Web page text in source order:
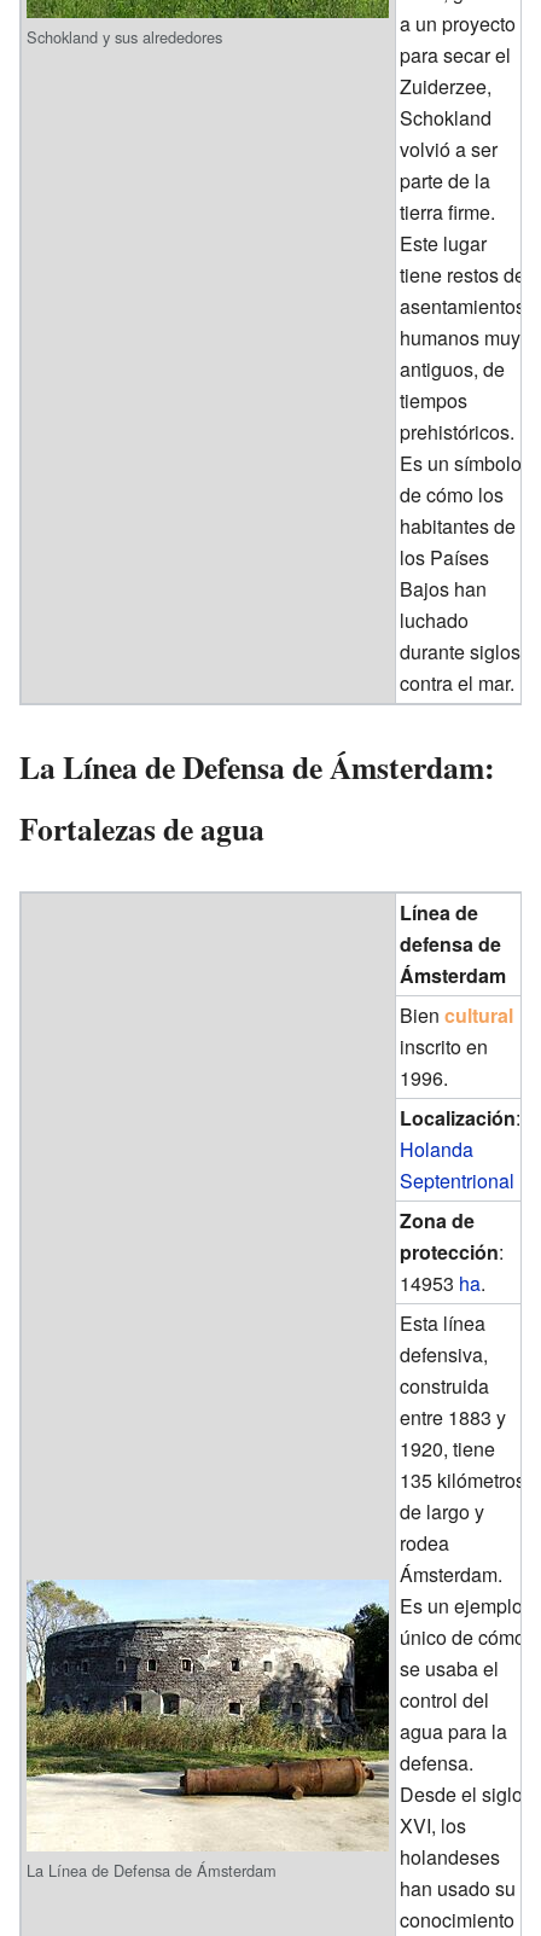
Schokland y sus alrededores
a un proyecto
para secar el
Zuiderzee,
Schokland
volvió a ser
parte de la
tierra firme.
Este lugar
tiene restos de
asentamientos
humanos muy
antiguos, de
tiempos
prehistóricos.
Es un símbolo
de cómo los
habitantes de
los Países
Bajos han
luchado
durante siglos
contra el mar.
La Línea de Defensa de Ámsterdam:
Fortalezas de agua
La Línea de Defensa de Ámsterdam
Línea de
defensa de
Ámsterdam
Biencultural
inscrito en
1996.
Localización:
Holanda
Septentrional
Zona de
protección:
14953 ha.
Esta línea
defensiva,
construida
entre 1883 y
1920, tiene
135 kilómetros
de largo y
rodea
Ámsterdam.
Es un ejemplo
único de cómo
se usaba el
control del
agua para la
defensa.
Desde el siglo
XVI, los
holandeses
han usado su
conocimiento